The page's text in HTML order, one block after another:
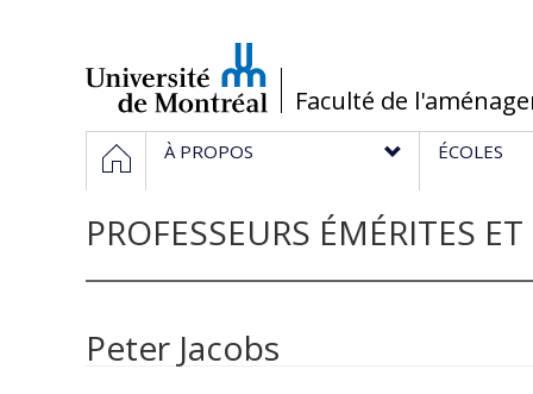
/Faculté de
Navigation
principale
ACCUEIL
À PROPOS ÉCOLES
PROFESSEURS ÉMÉRITES
Peter Jacobs